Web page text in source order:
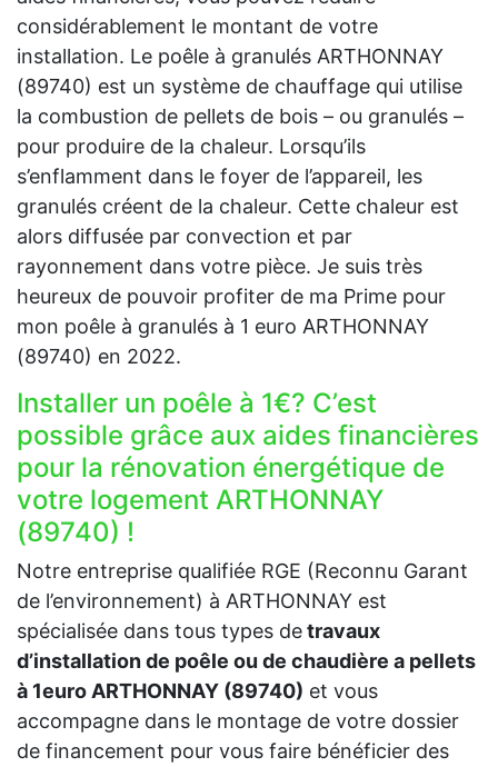
considérablement le montant de votre
installation. Le poêle à granulés ARTHONNAY
(89740) est un système de chauffage qui utilise
la combustion de pellets de bois – ou granulés –
pour produire de la chaleur. Lorsqu’ils
s’enflamment dans le foyer de l’appareil, les
granulés créent de la chaleur. Cette chaleur est
alors diffusée par convection et par
rayonnement dans votre pièce. Je suis très
heureux de pouvoir profiter de ma Prime pour
mon poêle à granulés à 1 euro ARTHONNAY
(89740) en 2022.
Installer un poêle à 1€? C’est
possible grâce aux aides financières
pour la rénovation énergétique de
votre logement ARTHONNAY
(89740) !
Notre entreprise qualifiée RGE (Reconnu Garant
de l’environnement) à ARTHONNAY est
spécialisée dans tous types detravaux
d’installation de poêle ou de chaudière a pellets
à 1euro ARTHONNAY (89740) et vous
accompagne dans le montage de votre dossier
de financement pour vous faire bénéficier des